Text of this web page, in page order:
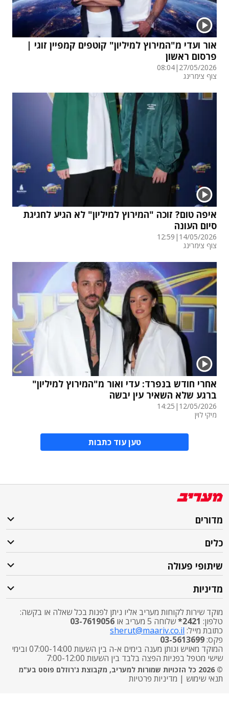
אור ועדי מ"המירוץ למיליון" קוטפים קמפיין זוגי |
פרסום ראשון
27/05/2026
|
08:04
צוף צימרינג
איפה טום? זוכה "המירוץ למיליון" לא הגיע לחגיגת
סיום העונה
14/05/2026
|
12:59
צוף צימרינג
אחרי חודש בנפרד: עדי ואור מ"המירוץ למיליון"
ברגע שלא השאיר עין יבשה
12/05/2026
|
14:25
מיקי לוין
טען עוד כתבות
מדורים
כלים
שיתופי פעולה
מדיניות
מוקד שירות לקוחות מעריב אליו ניתן לפנות בכל שאלה או בקשה:
טלפון: 2421* שלוחה 5 מעריב או
03-7619056
כתובת מייל: sherut@maariv.co.il
פקס:03-5613699
המוקד מאויש ונותן מענה בימים א-ה בין השעות 07:00-14:00 ובימי
שישי מטפל בפניות הפצה בלבד בין השעות 7:00-12:00
© 2026 כל הזכויות שמורות למעריב, מקבוצת ג'רוזלם פוסט בע"מ
תנאי שימוש | מדיניות פרטיות